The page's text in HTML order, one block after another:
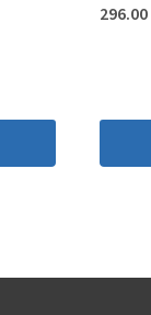
296.00